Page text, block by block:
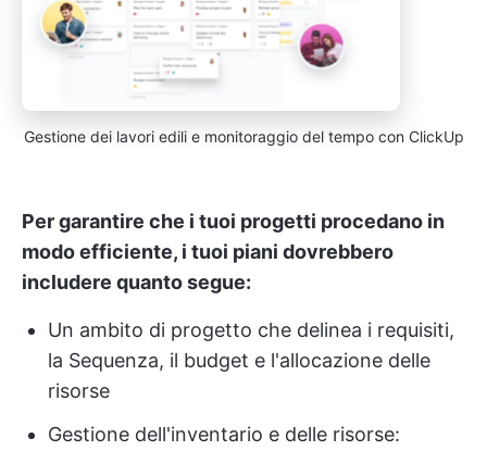
Gestione dei lavori edili e monitoraggio del tempo con ClickUp
Per garantire che i tuoi progetti procedano in
modo efficiente, i tuoi piani dovrebbero
includere quanto segue:
Un ambito di progetto che delinea i requisiti,
la Sequenza, il budget e l'allocazione delle
risorse
Gestione dell'inventario e delle risorse: